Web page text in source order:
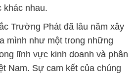
khác nhau.
Trường Phát đã lâu năm xây
mình như một trong những
lĩnh vực kinh doanh và phân
Nam. Sự cam kết của chúng